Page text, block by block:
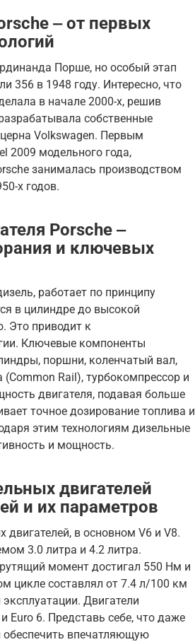
‒ от первых
Порше, но особый этап
356 в 1948 году. Интересно, что
в начале 2000-х, решив
собственные
Volkswagen. Первым
2009 модельного года,
занималась производством
х годов.
Porsche ‒
и ключевых
работает по принципу
в цилиндре до высокой
Это приводит к
Ключевые компоненты
поршни, коленчатый вал,
Rail), турбокомпрессор и
двигателя, подавая больше
точное дозирование топлива и
этим технологиям дизельные
и мощность.
двигателей
и их параметров
двигателей, в основном V6 и V8.
3.0 литра и 4.2 литра.
момент достигал 550 Нм и
цикле составлял от 7.4 л/100 км
Двигатели
Euro 6. Представь себе, что даже
впечатляющую